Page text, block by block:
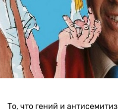
То, что гений и